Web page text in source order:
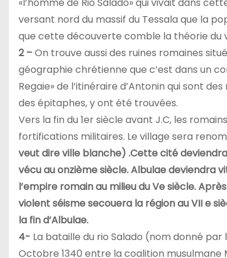
versant nord du massif du Tessala que la
que cette découverte comble la théorie du
2 –On trouve aussi des ruines romaines
géographie chrétienne que c’est dans un
Regaie» de l’itinéraire d’Antonin qui sont
des épitaphes, y ont été trouvées.
Vers la fin du 1er siècle avant J.C, les
fortifications militaires. Le village sera
veut dire ville blanche) .Cette cité deviendra
vécu au onzième siècle. Albulae deviendra
l’empire romain au milieu du Ve siècle.
violent séisme secouera la région au VII e
la fin d’Albulae.
4- La bataille du rio Salado (nom donné par
Octobre 1340 entre la coalition